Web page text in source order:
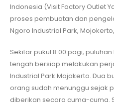
Indonesia (Visit Factory Outlet
proses pembuatan dan
Ngoro Industrial Park,
Sekitar pukul 8.00 pagi,
tengah bersiap melakukan
Industrial Park Mojokerto. Dua
orang sudah menunggu sejak
diberikan secara cuma-cuma.